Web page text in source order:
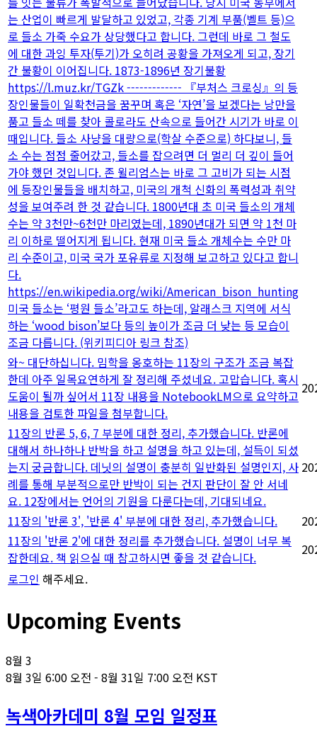
는 산업이 빠르게 발달하고 있었고, 각종 기계 부품(벨트 등)으
로 들소 가죽 수요가 상당했다고 합니다. 그런데 바로 그 철도
에 대한 과잉 투자(투기)가 오히려 공황을 가져오게 되고, 장기
간 불황이 이어집니다. 1873-1896년 장기불황
https://l.muz.kr/TGZk ------------- 『부처스 크로싱』의 등
장인물들이 일확천금을 꿈꾸며 혹은 ‘자연’을 보겠다는 낭만을
품고 들소 떼를 찾아 콜로라도 산속으로 들어간 시기가 바로 이
때입니다. 들소 사냥을 대량으로(학살 수준으로) 하다보니, 들
소 수는 점점 줄어갔고, 들소를 잡으려면 더 멀리 더 깊이 들어
가야 했던 것입니다. 존 윌리엄스는 바로 그 고비가 되는 시점
에 등장인물들을 배치하고, 미국의 개척 신화의 폭력성과 취약
성을 보여주려 한 것 같습니다. 1800년대 초 미국 들소의 개체
수는 약 3천만~6천만 마리였는데, 1890년대가 되면 약 1천 마
리 이하로 떨어지게 됩니다. 현재 미국 들소 개체수는 수만 마
리 수준이고, 미국 국가 포유류로 지정해 보고하고 있다고 합니
다.
https://en.wikipedia.org/wiki/American_bison_hunting
미국 들소는 ‘평원 들소’라고도 하는데, 알래스크 지역에 서식
하는 ‘wood bison’보다 등의 높이가 조금 더 낮는 등 모습이
조금 다릅니다. (위키피디아 링크 참조)
와~ 대단하십니다. 밈학을 옹호하는 11장의 구조가 조금 복잡
한데 아주 일목요연하게 잘 정리해 주셨네요. 고맙습니다. 혹시
도움이 될까 싶어서 11장 내용을 NotebookLM으로 요약하고
내용을 검토한 파일을 첨부합니다.
11장의 반론 5, 6, 7 부분에 대한 정리, 추가했습니다. 반론에
대해서 하나하나 반박을 하고 설명을 하고 있는데, 설득이 되셨
는지 궁금합니다. 데닛의 설명이 충분히 일반화된 설명인지, 사
례를 통해 부분적으로만 반박이 되는 건지 판단이 잘 안 서네
요. 12장에서는 언어의 기원을 다룬다는데, 기대되네요.
11장의 '반론 3', '반론 4' 부분에 대한 정리, 추가했습니다.
11장의 '반론 2'에 대한 정리를 추가했습니다. 설명이 너무 복
잡한데요. 책 읽으실 때 참고하시면 좋을 것 같습니다.
로그인 해주세요.
Upcoming Events
8월 3
8월 3일 6:00 오전 - 8월 31일 7:00 오전 KST
녹색아카데미 8월 모임 일정표